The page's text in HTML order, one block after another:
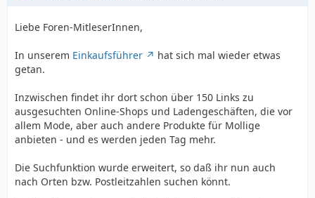
Liebe Foren-MitleserInnen,
In unserem Einkaufsführer
hat sich mal wieder etwas
getan.
Inzwischen findet ihr dort schon über 150 Links zu
ausgesuchten Online-Shops und Ladengeschäften, die vor
allem Mode, aber auch andere Produkte für Mollige
anbieten - und es werden jeden Tag mehr.
Die Suchfunktion wurde erweitert, so daß ihr nun auch
nach Orten bzw. Postleitzahlen suchen könnt.